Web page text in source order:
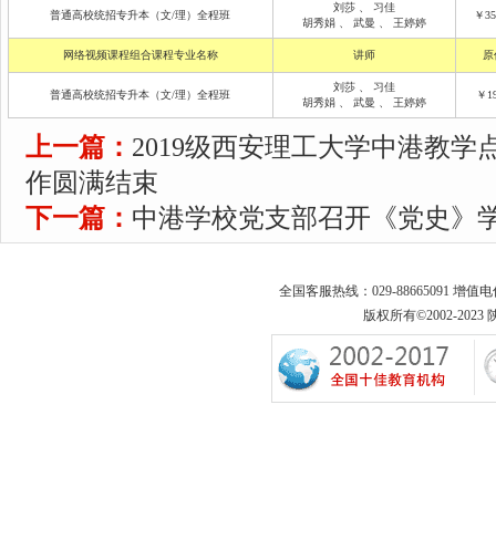
普通高校统招专升本（文/理）全程班
刘莎
习佳
胡秀娟
武曼 王婷婷
￥
网络视频课程组合课程专业名称 讲师
普通高校统招专升本（文/理）全程班
刘莎
习佳
胡秀娟
武曼 王婷婷
￥
上一篇： 2019级西安理工大学中港教学
作圆满结束
下一篇： 中港学校党支部召开《党史》
全国客服热线：029-88665091 增值
版权所有©2002-2023